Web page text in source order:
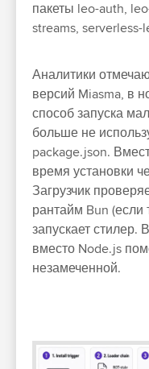
пакеты leo-auth,
streams, serverless-
Аналитики
версий Miasma, в
способ запуска
больше не
package.json.
время установки
Загрузчик
рантайм Bun (если
запускает стилер.
вместо Node.js
незамеченной.